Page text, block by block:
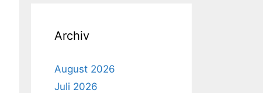
Archiv
August 2026
Juli 2026